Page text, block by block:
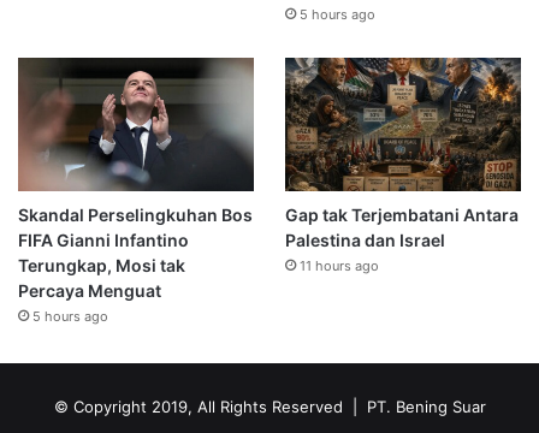
5 hours ago
Skandal Perselingkuhan Bos
FIFA Gianni Infantino
Terungkap, Mosi tak
Percaya Menguat
5 hours ago
Gap tak Terjembatani Antara
Palestina dan Israel
11 hours ago
© Copyright 2019, All Rights Reserved | PT. Bening Suar